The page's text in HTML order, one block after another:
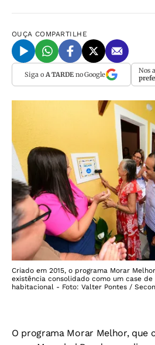
OUÇA COMPARTILHE
Siga o A TARDEno Google Nos
Criado em 2015, o programa Morar
existência consolidado como um case
habitacional - Foto: Valter Pontes /
O programa Morar Melhor, que